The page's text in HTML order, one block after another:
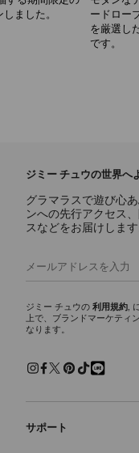
ました。
ードロー
を厳選し
です。
ジミー チュウの世界へ
グラマラスで遊び心
ンへの先行アクセス
スなどをお届けします
ジミー チュウの 利用規約,
上で、ブランドマーケティ
なります。
サポート